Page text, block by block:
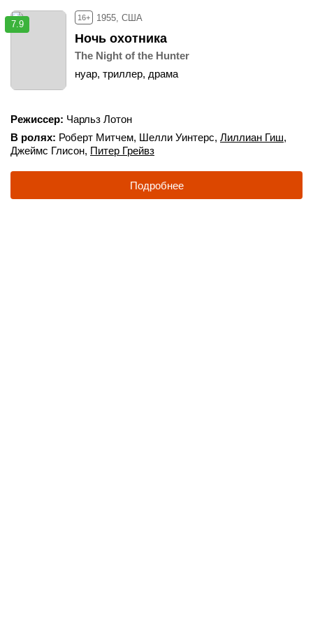
7.9
16+ 1955, США
Ночь охотника
The Night of the Hunter
нуар, триллер, драма
Режиссер Чарльз Лотон
В ролях Роберт Митчем, Шелли Уинтерс, Лиллиан Гиш,
Джеймс Глисон, Питер Грейвз
Подробнее